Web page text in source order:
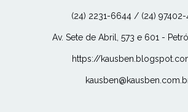
(24) 2231-6644 / (24) 97402-
Av. Sete de Abril, 573 e 601 -
https://